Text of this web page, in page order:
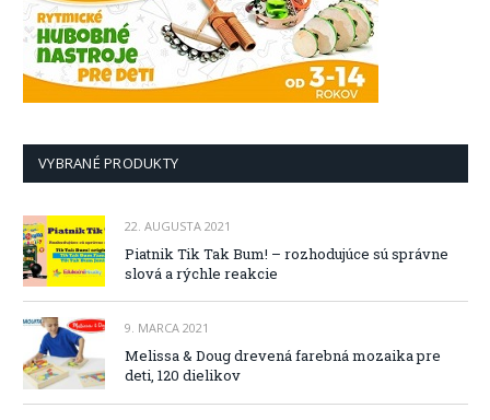
VYBRANÉ PRODUKTY
22. AUGUSTA 2021
Piatnik Tik Tak Bum! – rozhodujúce sú správne
slová a rýchle reakcie
9. MARCA 2021
Melissa & Doug drevená farebná mozaika pre
deti, 120 dielikov